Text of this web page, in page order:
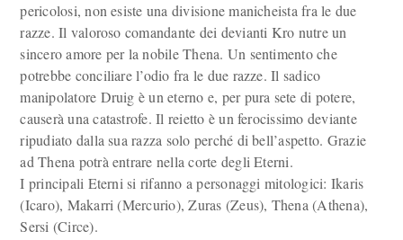
pericolosi, non esiste una divisione manicheista fra le due
razze. Il valoroso comandante dei devianti Kro nutre un
sincero amore per la nobile Thena. Un sentimento che
potrebbe conciliare l’odio fra le due razze. Il sadico
manipolatore Druig è un eterno e, per pura sete di potere,
causerà una catastrofe. Il reietto è un ferocissimo deviante
ripudiato dalla sua razza solo perché di bell’aspetto. Grazie
ad Thena potrà entrare nella corte degli Eterni.
I principali Eterni si rifanno a personaggi mitologici: Ikaris
(Icaro), Makarri (Mercurio), Zuras (Zeus), Thena (Athena),
Sersi (Circe).